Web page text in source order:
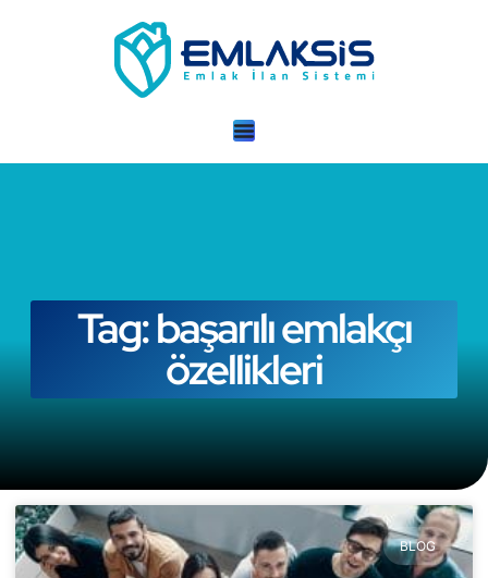
Tag: başarılı emlakçı
özellikleri
BLOG